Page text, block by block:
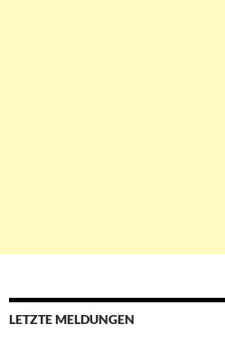
LETZTE MELDUNGEN